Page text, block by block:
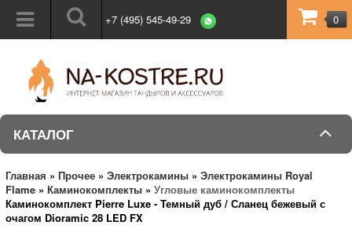
+7 (495) 545-49-29 0
КАТАЛОГ
Главная » Прочее » Электрокамины » Электрокамины Royal
Flame » Каминокомплекты » Угловые каминокомплекты
Каминокомплект Pierre Luxe - Темный дуб / Сланец бежевый с
очагом Dioramic 28 LED FX